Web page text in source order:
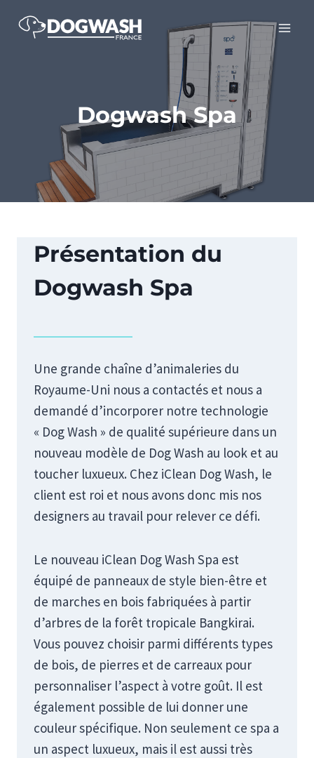
Dogwash Spa
Présentation du
Dogwash Spa
Une grande chaîne d’animaleries du
Royaume-Uni nous a contactés et nous a
demandé d’incorporer notre technologie
« Dog Wash » de qualité supérieure dans un
nouveau modèle de Dog Wash au look et au
toucher luxueux. Chez iClean Dog Wash, le
client est roi et nous avons donc mis nos
designers au travail pour relever ce défi.
Le nouveau iClean Dog Wash Spa est
équipé de panneaux de style bien-être et
de marches en bois fabriquées à partir
d’arbres de la forêt tropicale Bangkirai.
Vous pouvez choisir parmi différents types
de bois, de pierres et de carreaux pour
personnaliser l’aspect à votre goût. Il est
également possible de lui donner une
couleur spécifique. Non seulement ce spa a
un aspect luxueux, mais il est aussi très